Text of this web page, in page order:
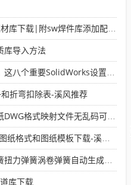
|附sw焊件库添加配置使用教程
库导入方法
设置可以提高你的画图效率
折弯扣除表-溪风推荐
映射文件无乱码可分层-溪风亲测推荐
式和图纸模板下载-溪风专用版
簧涡卷弹簧自动生成宏程序下载
库下载